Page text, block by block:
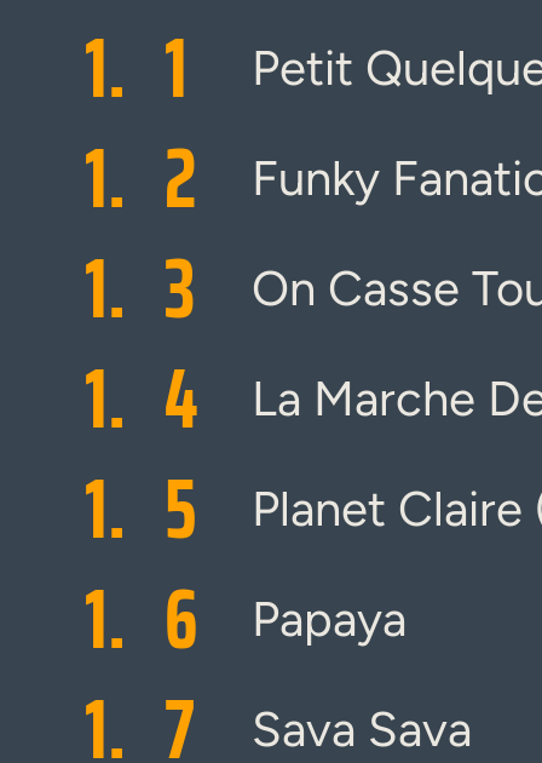
1. 1 Petit
1. 2 Funky
1. 3 On Casse
1. 4 La Marche
1. 5 Planet
1. 6 Papaya
1. 7 Sava Sava